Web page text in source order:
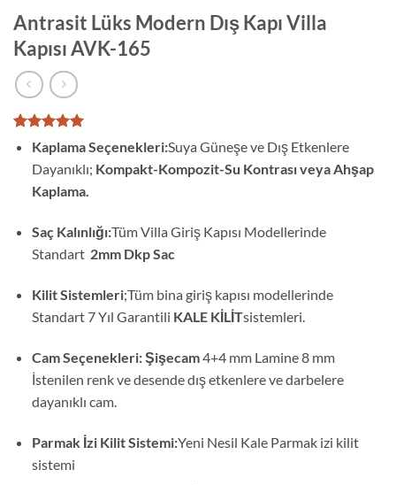
Antrasit Lüks Modern Dış Kapı Villa
Kapısı AVK-165
müşteri
puanına
dayanarak
5 üzerinden
puan aldı
Kaplama Seçenekleri:Suya Güneşe ve Dış Etkenlere
Dayanıklı; Kompakt-Kompozit-Su Kontrası veya Ahşap
Kaplama.
Saç Kalınlığı:Tüm Villa Giriş Kapısı Modellerinde
Standart 2mm Dkp Sac
Kilit Sistemleri;Tüm bina giriş kapısı modellerinde
Standart 7 Yıl Garantili KALE KİLİTsistemleri.
Cam Seçenekleri: Şişecam4+4 mm Lamine 8 mm
İstenilen renk ve desende dış etkenlere ve darbelere
dayanıklı cam.
Parmak İzi Kilit Sistemi:Yeni Nesil Kale Parmak izi kilit
sistemi